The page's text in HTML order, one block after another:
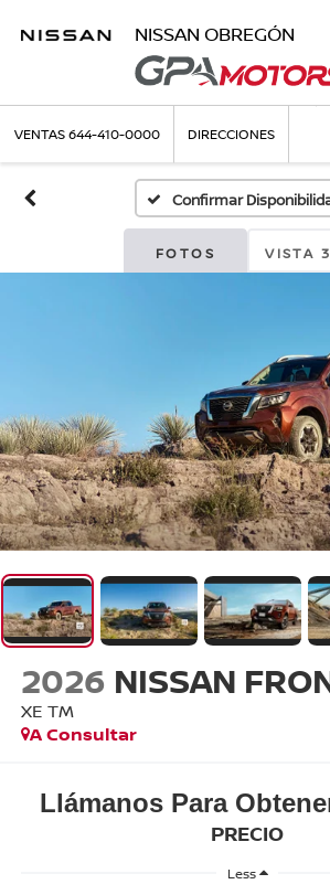
NISSAN OBREGÓN
VENTAS644-410-0000 DIRECCIONES
Confirmar
FOTOS VISTA
2026 NISSAN
XE TM
A Consultar
Llámanos Para
PRECIO
Less